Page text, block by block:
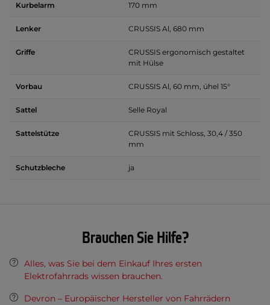
Kurbelarm 170 mm
Lenker CRUSSIS Al, 680 mm
Griffe
CRUSSIS ergonomisch gestaltet
mit Hülse
Vorbau CRUSSIS Al, 60 mm, úhel 15°
Sattel Selle Royal
Sattelstütze
CRUSSIS mit Schloss, 30,4 / 350
mm
Schutzbleche ja
Brauchen Sie Hilfe?
Alles, was Sie bei dem Einkauf Ihres ersten
Elektrofahrrads wissen brauchen.
Devron – Europäischer Hersteller von Fahrrädern